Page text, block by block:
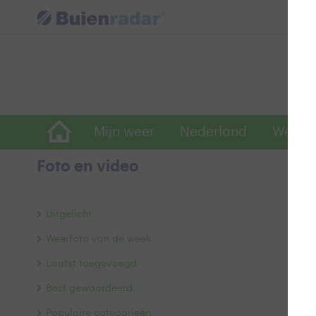
Mijn weer Nederland
Foto en video
Uitgelicht
Weerfoto van de week
Laatst toegevoegd
Best gewaardeerd
Populaire categorieën